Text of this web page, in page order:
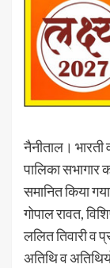
नैनीताल। भारती
पालिका
समानित किया
गोपाल रावत,
ललित तिवारी व
अतिथि व